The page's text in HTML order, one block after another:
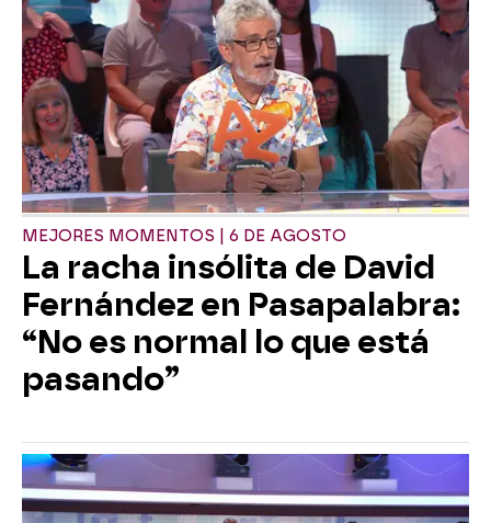
MEJORES MOMENTOS | 6 DE AGOSTO
La racha insólita de David
Fernández en Pasapalabra:
“No es normal lo que está
pasando”